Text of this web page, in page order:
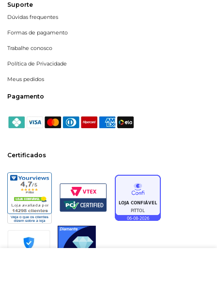
Suporte
Dúvidas frequentes
Formas de pagamento
Trabalhe conosco
Política de Privacidade
Meus pedidos
Pagamento
Certificados